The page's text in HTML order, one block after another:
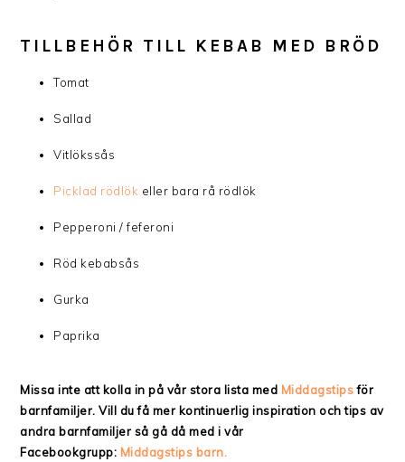
TILLBEHÖR TILL KEBAB MED BRÖD
Tomat
Sallad
Vitlökssås
Picklad rödlök eller bara rå rödlök
Pepperoni / feferoni
Röd kebabsås
Gurka
Paprika
Missa inte att kolla in på vår stora lista med Middagstipsför
barnfamiljer. Vill du få mer kontinuerlig inspiration och tips av
andra barnfamiljer så gå då med i vår
Facebookgrupp: Middagstips barn.